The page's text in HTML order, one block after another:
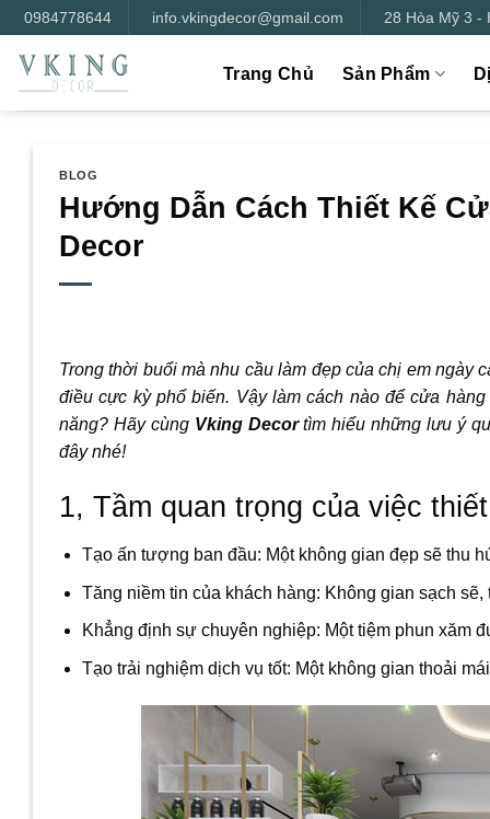
qua
nội
dung
0984778644 info.vkingdecor@gmail.com 28 Hòa Mỹ 3 -
Trang Chủ Sản Phẩm
BLOG
Hướng Dẫn Cách Thiết Kế
Decor
Trong thời buổi mà nhu cầu làm đẹp của chị em ngày
điều cực kỳ phổ biến. Vậy làm cách nào để cửa
năng? Hãy cùng Vking Decortìm hiểu những lưu ý
đây nhé!
1, Tầm quan trọng của việc
Tạo ấn tượng ban đầu: Một không gian đẹp sẽ thu
Tăng niềm tin của khách hàng: Không gian sạch
Khẳng định sự chuyên nghiệp: Một tiệm phun xăm
Tạo trải nghiệm dịch vụ tốt: Một không gian thoải